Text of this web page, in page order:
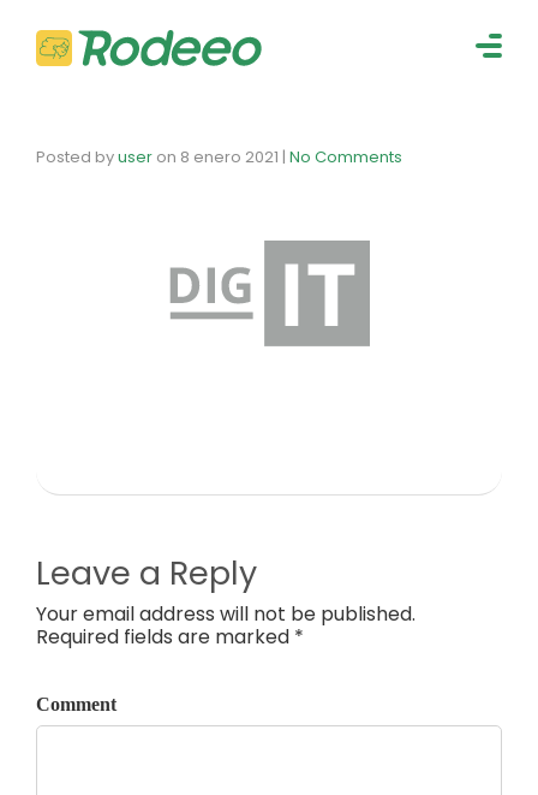
Posted byuser on 8 enero 2021 | No Comments
Leave a Reply
Your email address will not be published.
Required fields are marked *
Comment